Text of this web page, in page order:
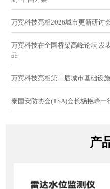
万宾科技亮相2026城市更新研讨
万宾科技在全国桥梁高峰论坛 发
品
万宾科技亮相第二届城市基础设
泰国安防协会(TSA)会长杨艳峰
产